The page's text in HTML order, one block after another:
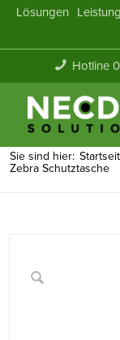
Lösungen
Hotline
Sie sind hier:
Zebra Schutztasche